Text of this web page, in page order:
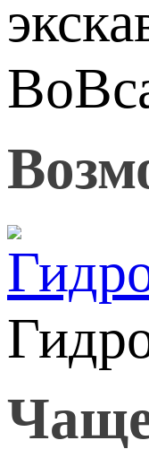
Чаще